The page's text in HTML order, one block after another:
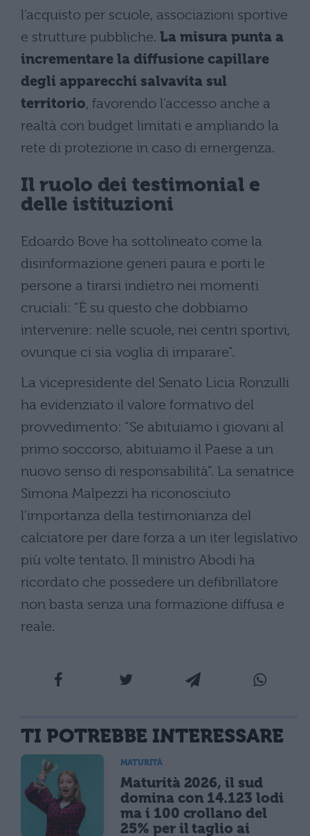
l’acquisto per scuole, associazioni sportive
e strutture pubbliche. La misura punta a
incrementare la diffusione capillare
degli apparecchi salvavita sul
territorio, favorendo l’accesso anche a
realtà con budget limitati e ampliando la
rete di protezione in caso di emergenza.
Il ruolo dei testimonial e
delle istituzioni
Edoardo Bove ha sottolineato come la
disinformazione generi paura e porti le
persone a tirarsi indietro nei momenti
cruciali: “È su questo che dobbiamo
intervenire: nelle scuole, nei centri sportivi,
ovunque ci sia voglia di imparare”.
La vicepresidente del Senato Licia Ronzulli
ha evidenziato il valore formativo del
provvedimento: “Se abituiamo i giovani al
primo soccorso, abituiamo il Paese a un
nuovo senso di responsabilità”. La senatrice
Simona Malpezzi ha riconosciuto
l’importanza della testimonianza del
calciatore per dare forza a un iter legislativo
più volte tentato. Il ministro Abodi ha
ricordato che possedere un defibrillatore
non basta senza una formazione diffusa e
reale.
TI POTREBBE INTERESSARE
MATURITÀ
Maturità 2026, il sud
domina con 14.123 lodi
ma i 100 crollano del
25% per il taglio ai